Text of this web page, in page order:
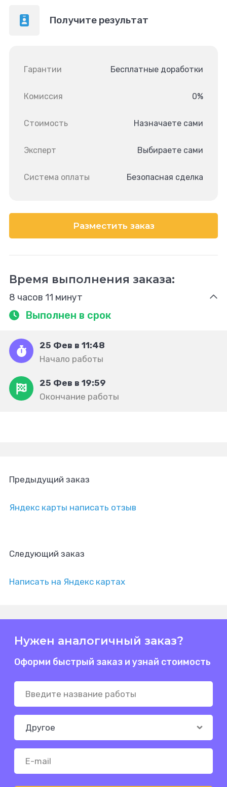
Получите результат
Гарантии Бесплатные доработки
Комиссия 0%
Стоимость Назначаете сами
Эксперт Выбираете сами
Система оплаты Безопасная сделка
Разместить заказ
Время выполнения заказа:
8 часов 11 минут
Выполнен в срок
25 Фев в 11:48
Начало работы
25 Фев в 19:59
Окончание работы
Предыдущий заказ
Яндекс карты написать отзыв
Следующий заказ
Написать на Яндекс картах
Нужен аналогичный заказ?
Оформи быстрый заказ и узнай стоимость